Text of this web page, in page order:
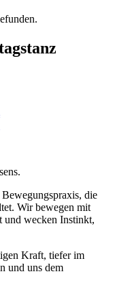
die
Wir bewegen mit
und wecken Instinkt,
Kraft, tiefer im
und uns dem